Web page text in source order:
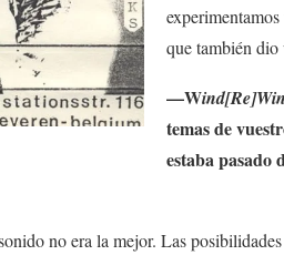
que también
—W
temas de
estaba pasado
no era la mejor. Las